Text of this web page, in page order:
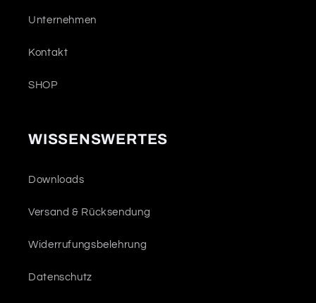
Unternehmen
Kontakt
SHOP
WISSENSWERTES
Downloads
Versand & Rücksendung
Widerrufungsbelehrung
Datenschutz